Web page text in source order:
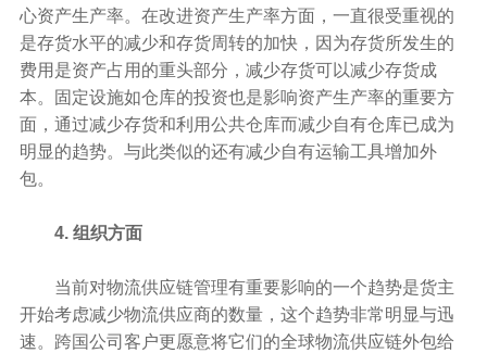
心资产生产率。在改进资产生产率方面，一直很受重视的
是存货水平的减少和存货周转的加快，因为存货所发生的
费用是资产占用的重头部分，减少存货可以减少存货成
本。固定设施如仓库的投资也是影响资产生产率的重要方
面，通过减少存货和利用公共仓库而减少自有仓库已成为
明显的趋势。与此类似的还有减少自有运输工具增加外
包。
4. 组织方面
当前对物流供应链管理有重要影响的一个趋势是货主
开始考虑减少物流供应商的数量，这个趋势非常明显与迅
速。跨国公司客户更愿意将它们的全球物流供应链外包给